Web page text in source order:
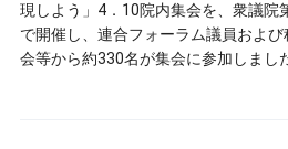
現しよう」4．10院内集会を、衆議院
で開催し、連合フォーラム議員およ
会等から約330名が集会に参加しまし